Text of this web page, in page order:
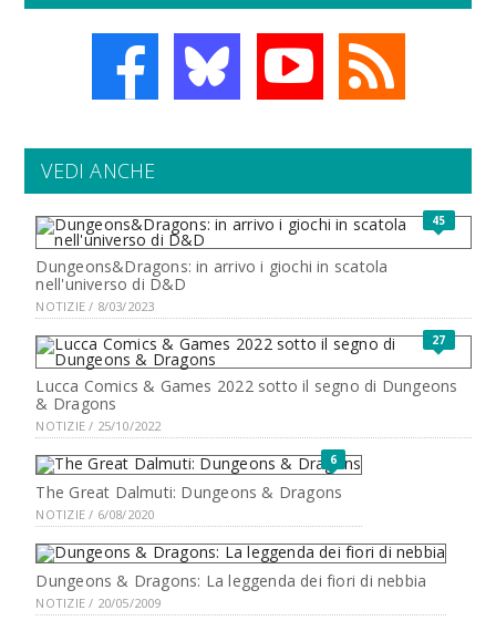
VEDI ANCHE
45
Dungeons&Dragons: in arrivo i giochi in scatola
nell'universo di D&D
NOTIZIE / 8/03/2023
27
Lucca Comics & Games 2022 sotto il segno di Dungeons
& Dragons
NOTIZIE / 25/10/2022
6
The Great Dalmuti: Dungeons & Dragons
NOTIZIE / 6/08/2020
Dungeons & Dragons: La leggenda dei fiori di nebbia
NOTIZIE / 20/05/2009